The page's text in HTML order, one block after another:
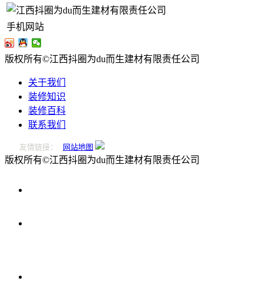
手机网站
版权所有©江西抖圈为du而生建材有限责任公司
关于我们
装修知识
装修百科
联系我们
友情链接： 网站地图
版权所有©江西抖圈为du而生建材有限责任公司